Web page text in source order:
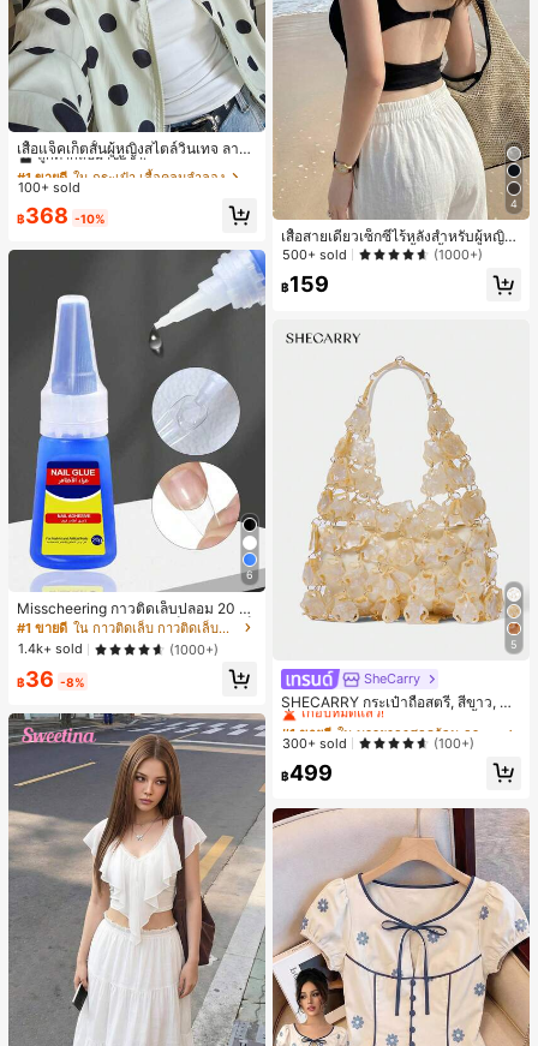
เสื้อแจ็คเก็ตสั้นผู้หญิงสไตล์วินเทจ ลายจุ
ดขนาดใหญ่ คอตั้ง เอวเข้ารูป แขนพอง
ทรงหลวม แฟชั่นอเนกประสงค์ สำหรับใ
#1 ขายดี
ใน กระเป๋า เสื้อคลุมลำลอง
ลูกค้ากลับมาซื้อซ้ำ!
#1 ขายดี ใน กระเป๋า เสื้อคลุมลำลอง
ลูกค้ากลับมาซื้อซ้ำ!
#1 ขายดี ใน กระเป๋า เสื้อคลุมลำลอง
ลูกค้ากลับมาซื้อซ้ำ!
#1 ขายดี
ใน กระเป๋า เสื้อคลุมลำลอง
100+ sold
฿368 -10%
6
Misscheering กาวติดเล็บปลอม 20 กรั
ม แรงยึดสูง เจลสติกเกอร์เล็บนุ่ม แห้งเร็
ว เหมาะสำหรับผู้เริ่มต้นทำเล็บ ติดทนน
าน
#1 ขายดี
ใน กาวติดเล็บ กาวติดเล็บและสารยึดติด
1.4k+ sold
(1000+)
฿36 -8%
4
เสื้อสายเดี่ยวเซ็กซี่ไร้หลังสำหรับผู้หญิง
พร้อมบราแบบมีฟองน้ำ, เสื้อกล้ามแขน
500+ sold (1000+)
฿159
5
SheCarry
SHECARRY กระเป๋าถือสตรี, สีขาว, แฟ
ชั่น, สง่างาม, วันหยุด, งานปาร์ตี้
#1 ขายดี
เกือบหมดแล้ว!
#1 ขายดี
เกือบหมดแล้ว!
#1 ขายดี
เกือบหมดแล้ว!
#1 ขายดี
ใน บรรยากาศฤดูร้อน กระเป๋าหูหิ้วด้านบนผู้หญิง
เกือบหมดแล้ว!
300+ sold (100+)
฿499